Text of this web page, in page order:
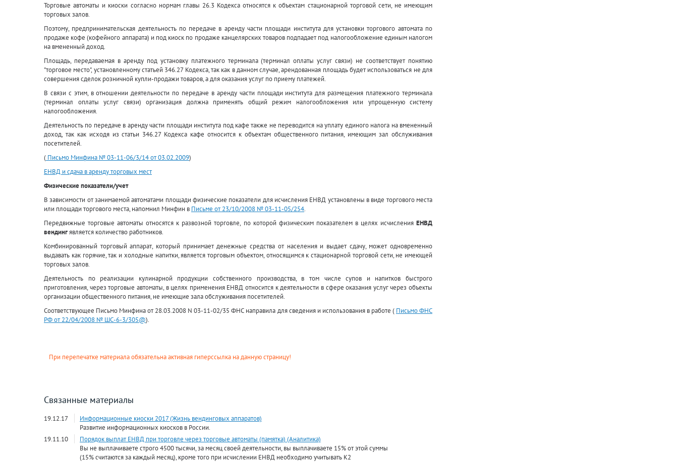
Торговые автоматы и киоски согласно нормам главы 26.3 Кодекса относятся к объектам стационарной торговой сети, не имеющим
торговых залов.
Поэтому, предпринимательская деятельность по передаче в аренду части площади института для установки торгового автомата по
продаже кофе (кофейного аппарата) и под киоск по продаже канцелярских товаров подпадает под налогообложение единым налогом
на вмененный доход.
Площадь, передаваемая в аренду под установку платежного терминала (терминал оплаты услуг связи) не соответствует понятию
"торговое место", установленному статьей 346.27 Кодекса, так как в данном случае, арендованная площадь будет использоваться не для
совершения сделок розничной купли-продажи товаров, а для оказания услуг по приему платежей.
В связи с этим, в отношении деятельности по передаче в аренду части площади института для размещения платежного терминала
(терминал оплаты услуг связи) организация должна применять общий режим налогообложения или упрощенную систему
налогообложения.
Деятельность по передаче в аренду части площади института под кафе также не переводится на уплату единого налога на вмененный
доход, так как исходя из статьи 346.27 Кодекса кафе относится к объектам общественного питания, имеющим зал обслуживания
посетителей.
( Письмо Минфина № 03-11-06/3/14 от 03.02.2009)
ЕНВД и сдача в аренду торговых мест
Физические показатели/учет
В зависимости от занимаемой автоматами площади физические показатели для исчисления ЕНВД установлены в виде торгового места
или площади торгового места, напомнил Минфин в Письме от 23/10/2008 № 03-11-05/254.
Передвижные торговые автоматы относятся к развозной торговле, по которой физическим показателем в целях исчисления ЕНВД
вендингявляется количество работников.
Комбинированный торговый аппарат, который принимает денежные средства от населения и выдает сдачу, может одновременно
выдавать как горячие, так и холодные напитки, является торговым объектом, относящимся к стационарной торговой сети, не имеющей
торговых залов.
Деятельность по реализации кулинарной продукции собственного производства, в том числе супов и напитков быстрого
приготовления, через торговые автоматы, в целях применения ЕНВД относится к деятельности в сфере оказания услуг через объекты
организации общественного питания, не имеющие зала обслуживания посетителей.
Соответствующее Письмо Минфина от 28.03.2008 N 03-11-02/35 ФНС направила для сведения и использования в работе ( Письмо ФНС
РФ от 22/04/2008 № ШС-6-3/305@).
При перепечатке материала обязательна активная гиперссылка на данную страницу!
Связанные материалы
19.12.17
Информационные киоски 2017 (Жизнь вендинговых аппаратов)
Развитие информационных киосков в России.
19.11.10
Порядок выплат ЕНВД при торговле через торговые автоматы (памятка) (Аналитика)
Вы не выплачиваете строго 4500 тысячи, за месяц своей деятельности, вы выплачиваете 15% от этой суммы
(15% считаются за каждый месяц), кроме того при исчислении ЕНВД необходимо учитывать К2